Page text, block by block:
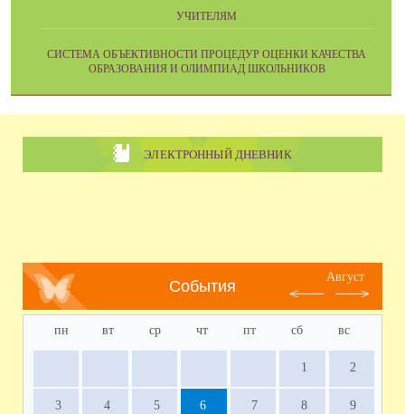
УЧИТЕЛЯМ
CИСТЕМА ОБЪЕКТИВНОСТИ ПРОЦЕДУР ОЦЕНКИ КАЧЕСТВА
ОБРАЗОВАНИЯ И ОЛИМПИАД ШКОЛЬНИКОВ
ЭЛЕКТРОННЫЙ ДНЕВНИК
События
Август
пн вт ср чт пт сб вс
1 2
3 4 5 6 7 8 9